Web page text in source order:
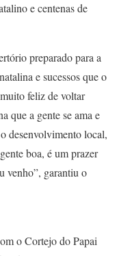
e centenas de
preparado para a
e sucessos que o
feliz de voltar
que a gente se ama e
desenvolvimento local,
boa, é um prazer
venho”, garantiu o
o Cortejo do Papai